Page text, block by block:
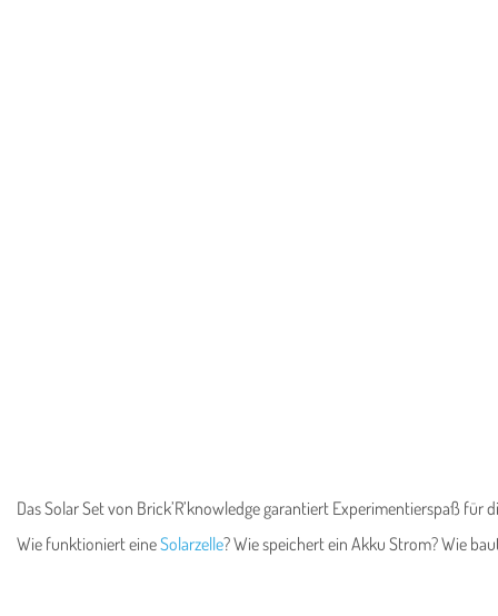
Das Solar Set von Brick’R’knowledge garantiert Experimentierspaß
Wie funktioniert eineSolarzelle? Wie speichert ein Akku Strom? Wie